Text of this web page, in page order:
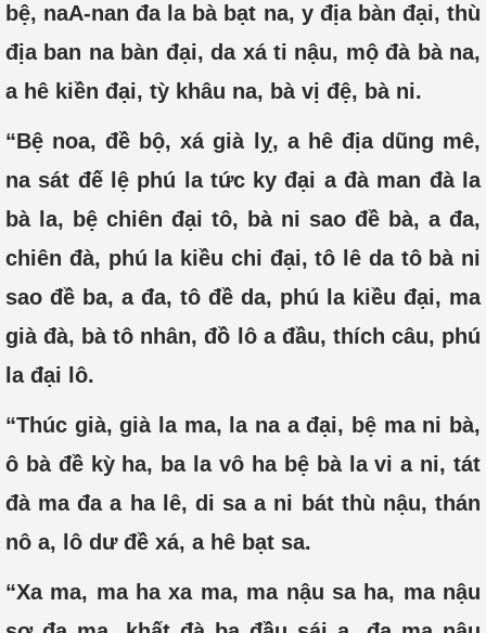
bệ, naA-nan đa la bà bạt na, y địa bàn đại, thù
địa ban na bàn đại, da xá ti nậu, mộ đà bà na,
a hê kiền đại, tỳ khâu na, bà vị đệ, bà ni.
“Bệ noa, đề bộ, xá già lỵ, a hê địa dũng mê,
na sát đế lệ phú la tức ky đại a đà man đà la
bà la, bệ chiên đại tô, bà ni sao đề bà, a đa,
chiên đà, phú la kiều chi đại, tô lê da tô bà ni
sao đề ba, a đa, tô đề da, phú la kiều đại, ma
già đà, bà tô nhân, đồ lô a đầu, thích câu, phú
la đại lô.
“Thúc già, già la ma, la na a đại, bệ ma ni bà,
ô bà đề kỳ ha, ba la vô ha bệ bà la vi a ni, tát
đà ma đa a ha lê, di sa a ni bát thù nậu, thán
nô a, lô dư đề xá, a hê bạt sa.
“Xa ma, ma ha xa ma, ma nậu sa ha, ma nậu